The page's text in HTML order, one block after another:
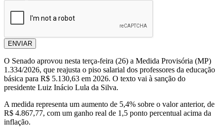
ENVIAR
O Senado aprovou nesta terça-feira (26) a Medida Provisória (MP)
1.334/2026, que reajusta o piso salarial dos professores da educação
básica para R$ 5.130,63 em 2026. O texto vai à sanção do
presidente Luiz Inácio Lula da Silva.
A medida representa um aumento de 5,4% sobre o valor anterior, de
R$ 4.867,77, com um ganho real de 1,5 ponto percentual acima da
inflação.